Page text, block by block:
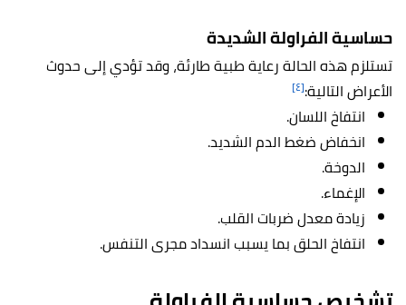
حساسية الفراولة الشديدة
تستلزم هذه الحالة رعاية طبية طارئة، وقد تؤدي إلى حدوث
الأعراض التالية:[٤]
انتفاخ اللسان.
انخفاض ضغط الدم الشديد.
الدوخة.
الإغماء.
زيادة معدل ضربات القلب.
انتفاخ الحلق بما يسبب انسداد مجرى التنفس.